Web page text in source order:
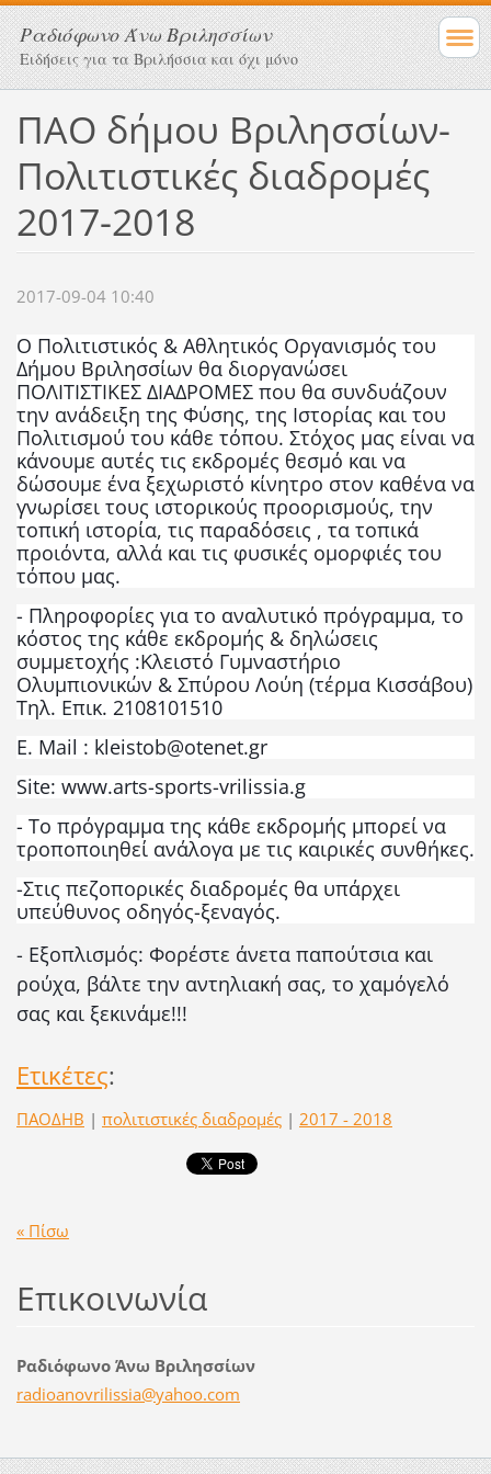
Ραδιόφωνο Άνω Βριλησσίων
Ειδήσεις για τα Βριλήσσια και όχι μόνο
ΠΑΟ δήμου Βριλησσίων-
Πολιτιστικές διαδρομές
2017-2018
2017-09-04 10:40
O Πολιτιστικός & Αθλητικός Οργανισμός του
Δήμου Βριλησσίων θα διοργανώσει
ΠΟΛΙΤΙΣΤΙΚΕΣ ΔΙΑΔΡΟΜΕΣ που θα συνδυάζουν
την ανάδειξη της Φύσης, της Ιστορίας και του
Πολιτισμού του κάθε τόπου. Στόχος μας είναι να
κάνουμε αυτές τις εκδρομές θεσμό και να
δώσουμε ένα ξεχωριστό κίνητρο στον καθένα να
γνωρίσει τους ιστορικούς προορισμούς, την
τοπική ιστορία, τις παραδόσεις , τα τοπικά
προιόντα, αλλά και τις φυσικές ομορφιές του
τόπου μας.
- Πληροφορίες για το αναλυτικό πρόγραμμα, το
κόστος της κάθε εκδρομής & δηλώσεις
συμμετοχής :Κλειστό Γυμναστήριο
Ολυμπιονικών & Σπύρου Λούη (τέρμα Κισσάβου)
Τηλ. Επικ. 2108101510
E. Mail : kleistob@otenet.gr
Site: www.arts-sports-vrilissia.g
- Το πρόγραμμα της κάθε εκδρομής μπορεί να
τροποποιηθεί ανάλογα με τις καιρικές συνθήκες.
-Στις πεζοπορικές διαδρομές θα υπάρχει
υπεύθυνος οδηγός-ξεναγός.
- Εξοπλισμός: Φορέστε άνετα παπούτσια και
ρούχα, βάλτε την αντηλιακή σας, το χαμόγελό
σας και ξεκινάμε!!!
Ετικέτες:
ΠΑΟΔΗΒ | πολιτιστικές διαδρομές | 2017 - 2018
« Πίσω
Επικοινωνία
Ραδιόφωνο Άνω Βριλησσίων
radioanovrilissia@yahoo.com